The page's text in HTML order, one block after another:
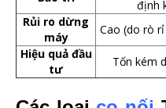
định
Rủi ro dừng
máy
Cao (do rò
Hiệu quả đầu
tư
Tốn kém